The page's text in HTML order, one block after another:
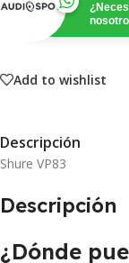
Add to wishlist
Descripción
Shure VP83
Descripción
¿Dónde